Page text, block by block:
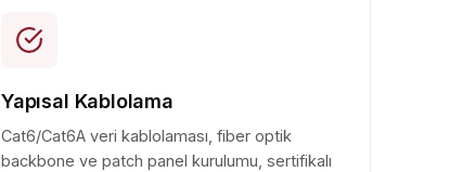
Yapısal Kablolama
Cat6/Cat6A veri kablolaması, fiber optik
backbone ve patch panel kurulumu, sertifikalı